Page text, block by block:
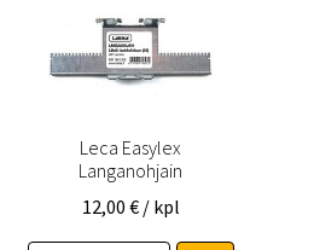
Leca Easylex
Langanohjain
12,00 € / kpl